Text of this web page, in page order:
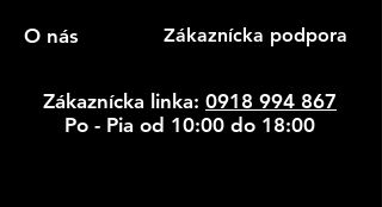
O nás Zákaznícka podpora
Zákaznícka linka: 0918 994 867
Po - Pia od 10:00 do 18:00